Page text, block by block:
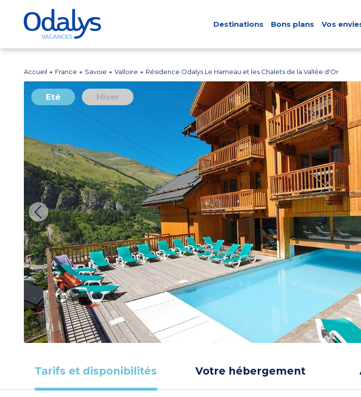
Destinations Bons plans Vos
Accueil France Savoie Valloire Résidence Odalys Le Hameau et les Chalets de la Vallée d'Or
Eté Hiver
Tarifs et disponibilités Votre hébergement